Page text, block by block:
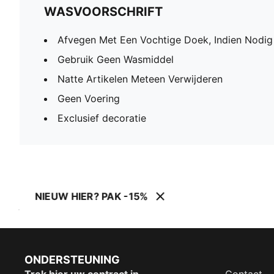
WASVOORSCHRIFT
Afvegen Met Een Vochtige Doek, Indien Nodig
Gebruik Geen Wasmiddel
Natte Artikelen Meteen Verwijderen
Geen Voering
Exclusief decoratie
NIEUW HIER? PAK -15%
ONDERSTEUNING